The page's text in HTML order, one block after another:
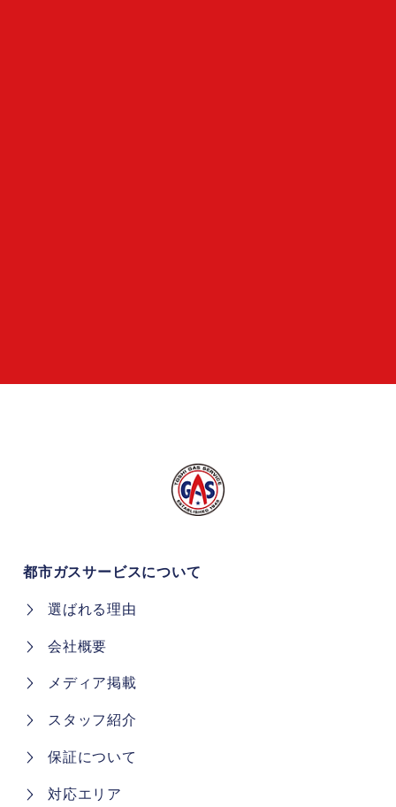
対応エリア
都市ガスサービスについて
選ばれる理由
会社概要
メディア掲載
スタッフ紹介
保証について